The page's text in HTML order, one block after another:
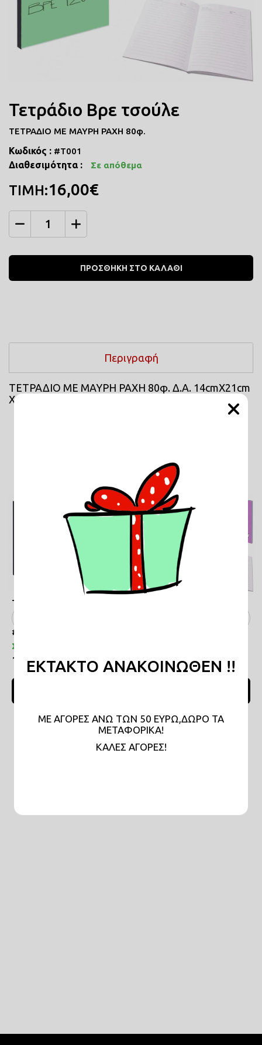
ΤΣΑΝΤΕΣ ΣΧΟΛΙΚΕΣ
ΤΕΤΡΑΔΙΑ
ΚΑΣΕΤΙΝΕΣ
Τετράδιο Βρε τσούλε
ΤΕΤΡΑΔΙΟ ΜΕ ΜΑΥΡΗ ΡΑΧΗ 80φ.
Κωδικός : #Τ001
Διαθεσιμότητα : Σε απόθεμα
ΤΙΜΗ:16,00€
ΠΡΟΣΘΗΚΗ ΣΤΟ ΚΑΛΑΘΙ
Περιγραφή
ΤΕΤΡΑΔΙΟ ΜΕ ΜΑΥΡΗ ΡΑΧΗ 80φ. Δ.Α. 14cmΧ21cm
Χ.Ε.14cmΧ21cm
Σχετικά Προϊόντα
Τετράδιο Μπέιμπι yoga
#T030
Σε απόθεμα
16,00€ 16,00€
ΕΚΤΑΚΤΟ ΑΝΑΚΟΙΝΩΘΕΝ !!
ΜΕ ΑΓΟΡΕΣ ΑΝΩ ΤΩΝ 50 ΕΥΡΩ,ΔΩΡΟ ΤΑ
ΜΕΤΑΦΟΡΙΚΑ!
KAΛΕΣ ΑΓΟΡΕΣ!